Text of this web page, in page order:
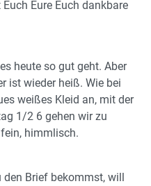
Eure Euch dankbare
heute so gut geht. Aber
ist wieder heiß. Wie bei
weißes Kleid an, mit der
1/2 6 gehen wir zu
himmlisch.
den Brief bekommst, will